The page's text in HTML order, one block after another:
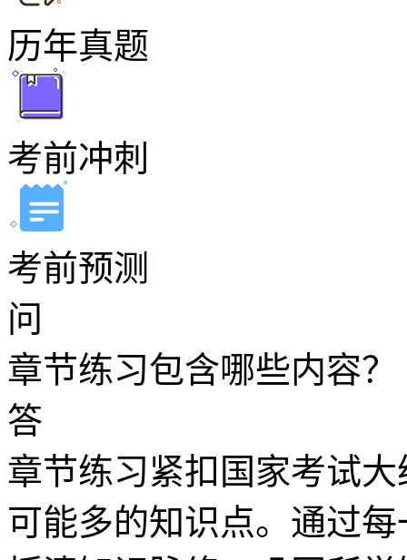
历年真题
考前冲刺
考前预测
问
章节练习包含哪些内容？
答
章节练习紧扣国家考试
可能多的知识点。通过